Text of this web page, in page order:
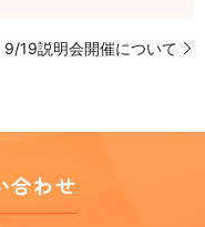
9/19説明会開催について
合わせ